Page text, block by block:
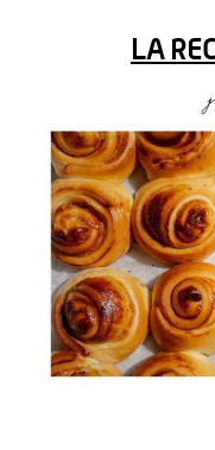
LA